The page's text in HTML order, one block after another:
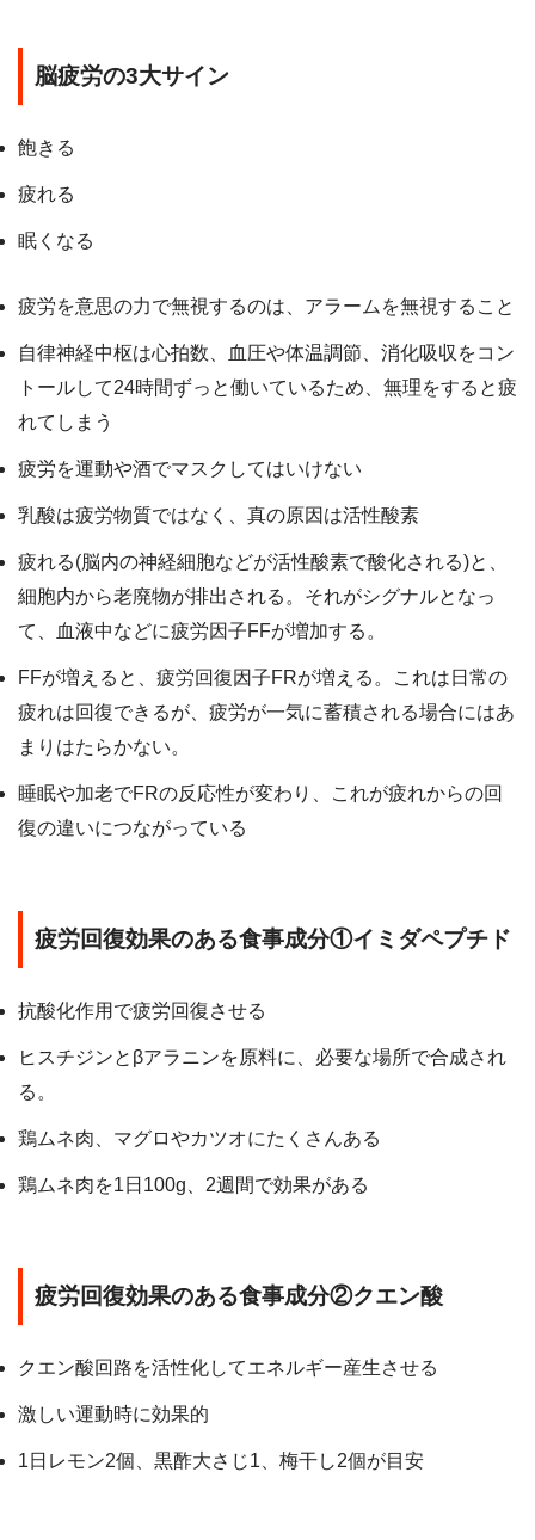
脳疲労の3大サイン
飽きる
疲れる
眠くなる
疲労を意思の力で無視するのは、アラームを無視すること
自律神経中枢は心拍数、血圧や体温調節、消化吸収をコン
トールして24時間ずっと働いているため、無理をすると疲
れてしまう
疲労を運動や酒でマスクしてはいけない
乳酸は疲労物質ではなく、真の原因は活性酸素
疲れる(脳内の神経細胞などが活性酸素で酸化される)と、
細胞内から老廃物が排出される。それがシグナルとなっ
て、血液中などに疲労因子FFが増加する。
FFが増えると、疲労回復因子FRが増える。これは日常の
疲れは回復できるが、疲労が一気に蓄積される場合にはあ
まりはたらかない。
睡眠や加老でFRの反応性が変わり、これが疲れからの回
復の違いにつながっている
疲労回復効果のある食事成分①イミダペプチド
抗酸化作用で疲労回復させる
ヒスチジンとβアラニンを原料に、必要な場所で合成され
る。
鶏ムネ肉、マグロやカツオにたくさんある
鶏ムネ肉を1日100g、2週間で効果がある
疲労回復効果のある食事成分②クエン酸
クエン酸回路を活性化してエネルギー産生させる
激しい運動時に効果的
1日レモン2個、黒酢大さじ1、梅干し2個が目安